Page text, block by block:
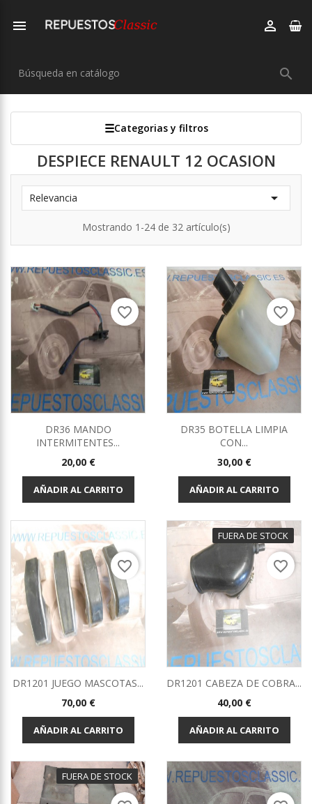
 

Categorias y filtros
DESPIECE RENAULT 12 OCASION
Relevancia 
Mostrando 1-24 de 32 artículo(s)
DR36 MANDO
INTERMITENTES...
Precio
20,00 €
AÑADIR AL CARRITO
favorite_border
DR35 BOTELLA LIMPIA
CON...
Precio
30,00 €
AÑADIR AL CARRITO
favorite_border
DR1201 JUEGO MASCOTAS...
Precio
70,00 €
AÑADIR AL CARRITO
favorite_border
FUERA DE STOCK
DR1201 CABEZA DE COBRA...
Precio
40,00 €
AÑADIR AL CARRITO
favorite_border
FUERA DE STOCK